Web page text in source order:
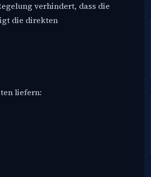
verhindert, dass die
die direkten
liefern: